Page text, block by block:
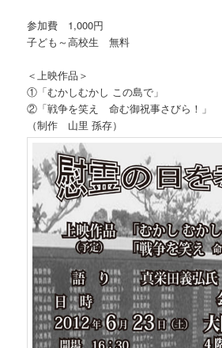
参加費 1,000円
子ども～高校生 無料
＜上映作品＞
①「むかしむかし この島で」
②「戦争を笑え 命む御祝事さびら！」
（制作 山里 孫存）